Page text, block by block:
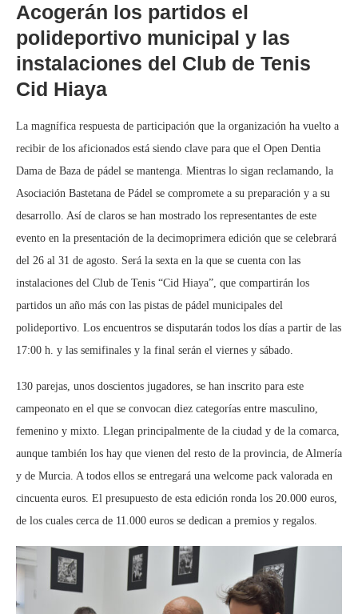
Acogerán los partidos el
polideportivo municipal y las
instalaciones del Club de Tenis
Cid Hiaya
La magnífica respuesta de participación que la organización ha vuelto a
recibir de los aficionados está siendo clave para que el Open Dentia
Dama de Baza de pádel se mantenga. Mientras lo sigan reclamando, la
Asociación Bastetana de Pádel se compromete a su preparación y a su
desarrollo. Así de claros se han mostrado los representantes de este
evento en la presentación de la decimoprimera edición que se celebrará
del 26 al 31 de agosto. Será la sexta en la que se cuenta con las
instalaciones del Club de Tenis “Cid Hiaya”, que compartirán los
partidos un año más con las pistas de pádel municipales del
polideportivo. Los encuentros se disputarán todos los días a partir de las
17:00 h. y las semifinales y la final serán el viernes y sábado.
130 parejas, unos doscientos jugadores, se han inscrito para este
campeonato en el que se convocan diez categorías entre masculino,
femenino y mixto. Llegan principalmente de la ciudad y de la comarca,
aunque también los hay que vienen del resto de la provincia, de Almería
y de Murcia. A todos ellos se entregará una welcome pack valorada en
cincuenta euros. El presupuesto de esta edición ronda los 20.000 euros,
de los cuales cerca de 11.000 euros se dedican a premios y regalos.